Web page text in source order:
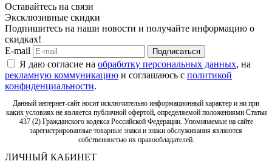
Оставайтесь на связи
Эксклюзивные скидки
Подпишитесь на наши новости и получайте информацию о
скидках!
E-mail
Подписаться
Я даю согласие на обработку персональных данных, на
рекламную коммуникацию и соглашаюсь с политикой
конфиденциальности.
Данный интернет-сайт носит исключительно информационный характер и ни при
каких условиях не является публичной офертой, определяемой положениями Статьи
437 (2) Гражданского кодекса Российской Федерации. Упоминаемые на сайте
зарегистрированные товарные знаки и знаки обслуживания являются
собственностью их правообладателей.
ЛИЧНЫЙ КАБИНЕТ